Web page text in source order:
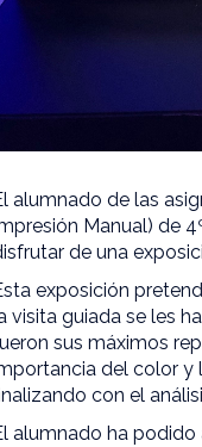
alumnado de las
Manual) de
de una
exposición
visita guiada se les
sus máximos
del color y
con el
alumnado ha podido